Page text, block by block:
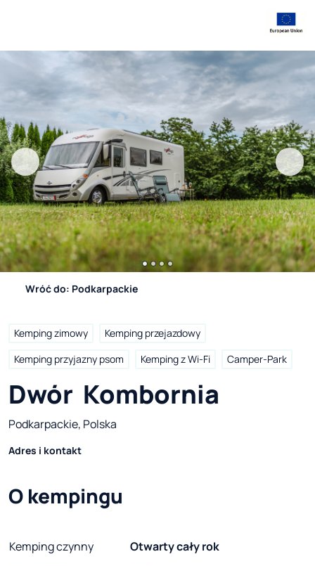
Wróć do: Podkarpackie
Kemping zimowy
Kemping przejazdowy
Kemping przyjazny psom
Kemping z Wi-Fi Camper-Park
Dwór  Kombornia
Podkarpackie, Polska
Adres i kontakt
O kempingu
Kemping czynny
Otwarty cały rok